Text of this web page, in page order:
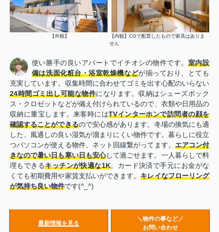
【外観】
【内観】CGで配置したもので家具はありま
せん
使い勝手の良いアパートでイチオシの物件です。 室内設
備は洗面化粧台・浴室乾燥機などが揃っており、とても
充実しています。収集時間に合わせてゴミを出す心配のいらない
24時間ゴミ出し可能な物件になります。収納はシューズボック
ス・クロゼットなどが備え付けられているので、衣類や日用品の
収納に重宝します。来客時にはTVインターホンで訪問者の顔を
確認することができるので安心感があります。冬場の換気にも適
した、風通しの良い湿気が溜まりにくい物件です。暮らしに役立
つパソコンが使える物件、ネット回線繋がってます。 エアコン付
きなので暑い日も寒い日も安心して過ごせます。一人暮らしで料
理もできるキッチンが快適な1K。カード決済で手元にお金がな
くても初期費用や家賃支払いができます。キレイなフローリング
が気持ち良い物件です(^_^)
最新情報を見る
＼物件の事など／
お問い合わせ